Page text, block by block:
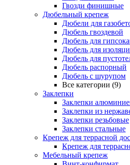
Гвозди финишные
Дюбельный крепеж
Дюбели для
Дюбель гвоздевой
Дюбель для
Дюбель для
Дюбель для
Дюбель распорный
Дюбель с шурупом
Все категории (9)
Заклепки
Заклепки
Заклепки из
Заклепки резьбовые
Заклепки стальные
Крепеж для террасной
Крепеж для
Мебельный крепеж